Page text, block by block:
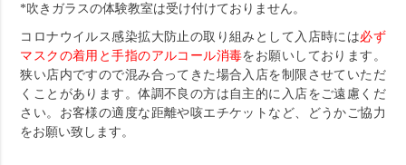
*吹きガラスの体験教室は受け付けておりません。
コロナウイルス感染拡大防止の取り組みとして入店時には必ず
マスクの着用と手指のアルコール消毒をお願いしております。
狭い店内ですので混み合ってきた場合入店を制限させていただ
くことがあります。体調不良の方は自主的に入店をご遠慮くだ
さい。お客様の適度な距離や咳エチケットなど、どうかご協力
をお願い致します。